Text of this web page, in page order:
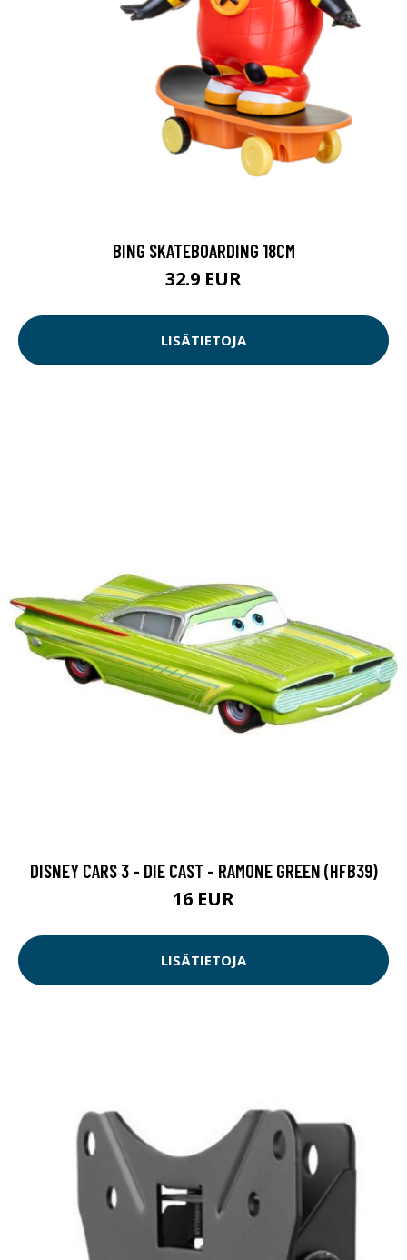
BING SKATEBOARDING 18CM
32.9 EUR
LISÄTIETOJA
DISNEY CARS 3 - DIE CAST - RAMONE GREEN (HFB39)
16 EUR
LISÄTIETOJA